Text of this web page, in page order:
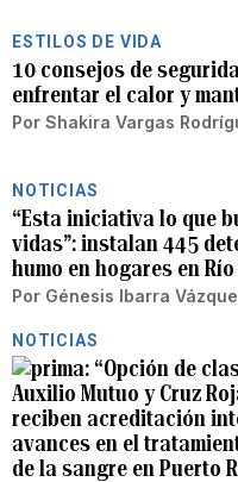
ESTILOS DE VIDA
10 consejos de
enfrentar el calor y
Por Shakira Vargas
NOTICIAS
“Esta iniciativa lo que
vidas”: instalan 445
humo en hogares en
Por Génesis Ibarra
NOTICIAS
“Opción de
Auxilio Mutuo y Cruz
reciben acreditación
avances en el
de la sangre en Puerto